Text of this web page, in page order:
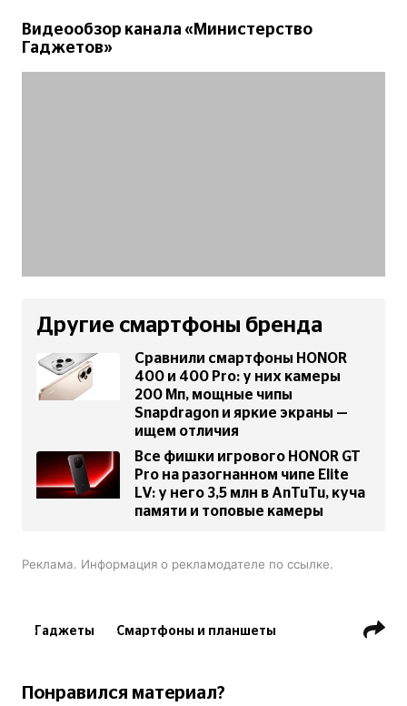
Видеообзор канала «Министерство
Гаджетов»
Другие смартфоны бренда
Сравнили смартфоны HONOR
400 и 400 Pro: у них камеры
200 Мп, мощные чипы
Snapdragon и яркие экраны —
ищем отличия
Все фишки игрового HONOR GT
Pro на разогнанном чипе Elite
LV: у него 3,5 млн в AnTuTu, куча
памяти и топовые камеры
Реклама. Информация о рекламодателе по ссылке.
Гаджеты Смартфоны и планшеты
Понравился материал?